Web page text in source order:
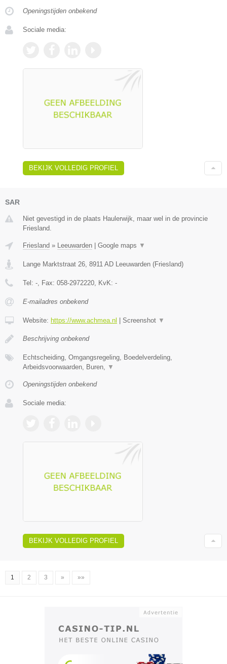
Openingstijden onbekend
Sociale media:
BEKIJK VOLLEDIG PROFIEL
SAR
Niet gevestigd in de plaats Haulerwijk, maar wel in de provincie
Friesland.
Friesland » Leeuwarden Google maps ▼
Lange Marktstraat 26 8911 AD Leeuwarden (Friesland)
Tel: - , Fax: 058-2972220 , KvK: -
E-mailadres onbekend
Website: https://www.achmea.nl Screenshot ▼
Beschrijving onbekend
Echtscheiding, Omgangsregeling, Boedelverdeling,
Arbeidsvoorwaarden, Buren,
▼
Openingstijden onbekend
Sociale media:
BEKIJK VOLLEDIG PROFIEL
1 2 3 » »»